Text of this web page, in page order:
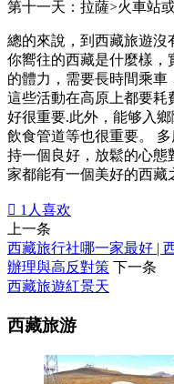
第十一天：拉薩>火車站
總的來說，到西藏旅遊沒
你嚮往的西藏是什麼樣，
的體力，需要長時間乘車
這些活動在高原上都要耗
好很重要.此外，能够入
飲食管道等也很重要。
持一個良好，放鬆的心態
家都能有一個美好的西藏
 1 人喜欢
上一条
西藏旅行社哪一家最好 |
辦理與高反對策 下一条
西藏旅遊紅景天
西藏旅游